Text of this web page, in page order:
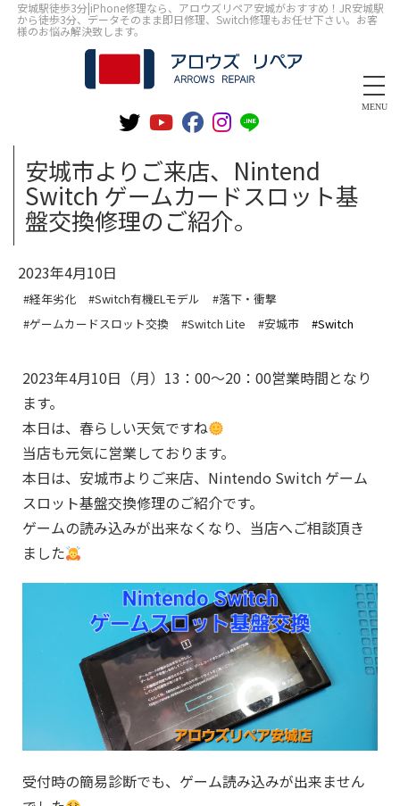
安城駅徒歩3分|iPhone修理なら、アロウズリペア安城がおすすめ！JR安城駅
から徒歩3分、データそのまま即日修理、Switch修理もお任せ下さい。お客
様のお悩み解決致します。
MENU
安城市よりご来店、Nintend
Switch ゲームカードスロット基
盤交換修理のご紹介。
2023年4月10日
#経年劣化 #Switch有機ELモデル
#落下・衝撃
#ゲームカードスロット交換
#Switch Lite #安城市 #Switch
2023年4月10日（月）13：00～20：00営業時間となり
ます。
本日は、春らしい天気ですね
当店も元気に営業しております。
本日は、安城市よりご来店、Nintendo Switch ゲーム
スロット基盤交換修理のご紹介です。
ゲームの読み込みが出来なくなり、当店へご相談頂き
ました
受付時の簡易診断でも、ゲーム読み込みが出来ません